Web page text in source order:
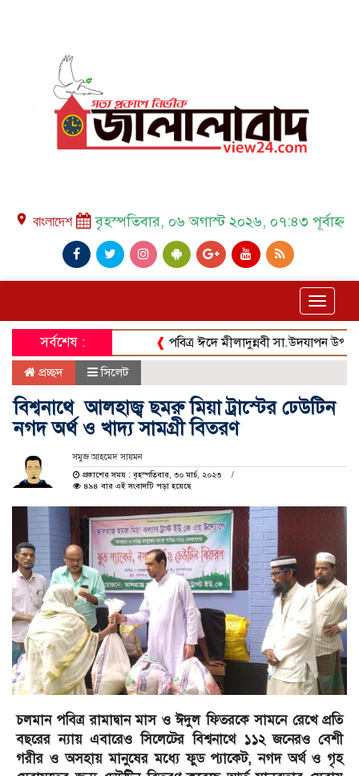
place বাংলাদেশ বৃহস্পতিবার, ০৬ অগাস্ট ২০২৬, ০৭:৪৩ পূর্বাহ্ন
Toggle
সর্বশেষ : পবিত্র ঈদে মীলাদুন্নবী সা.উদযাপন উপলক্ষে
প্রচ্ছদ সিলেট
বিশ্বনাথে আলহাজ্ব ছমরু মিয়া ট্রাস্টের ঢেউটিন
নগদ অর্থ ও খাদ্য সামগ্রী বিতরণ
সমুজ আহমেদ সায়মন
প্রকাশের সময় : বৃহস্পতিবার, ৩০ মার্চ, ২০২৩
৪৯৪ বার এই সংবাদটি পড়া হয়েছে
চলমান পবিত্র রামাদ্বান মাস ও ঈদুল ফিতরকে সামনে রেখে প্রতি
বছরের ন্যায় এবারেও সিলেটের বিশ্বনাথে ১১২ জনেরও বেশী
গরীর ও অসহায় মানুষের মধ্যে ফুড প্যাকেট, নগদ অর্থ ও গৃহ